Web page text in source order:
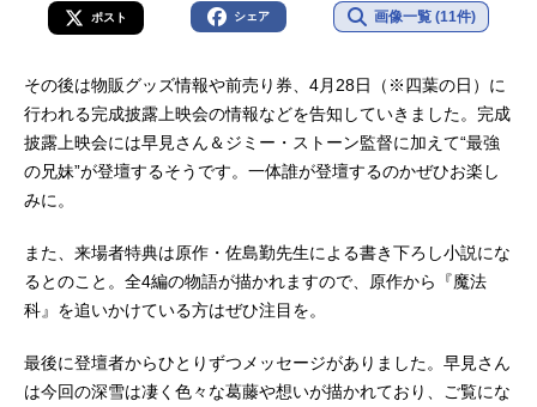
ポスト シェア 画像一覧 (11件)
その後は物販グッズ情報や前売り券、4月28日（※四葉の日）に
行われる完成披露上映会の情報などを告知していきました。完成
披露上映会には早見さん＆ジミー・ストーン監督に加えて“最強
の兄妹”が登壇するそうです。一体誰が登壇するのかぜひお楽し
みに。
また、来場者特典は原作・佐島勤先生による書き下ろし小説にな
るとのこと。全4編の物語が描かれますので、原作から『魔法
科』を追いかけている方はぜひ注目を。
最後に登壇者からひとりずつメッセージがありました。早見さん
は今回の深雪は凄く色々な葛藤や想いが描かれており、ご覧にな